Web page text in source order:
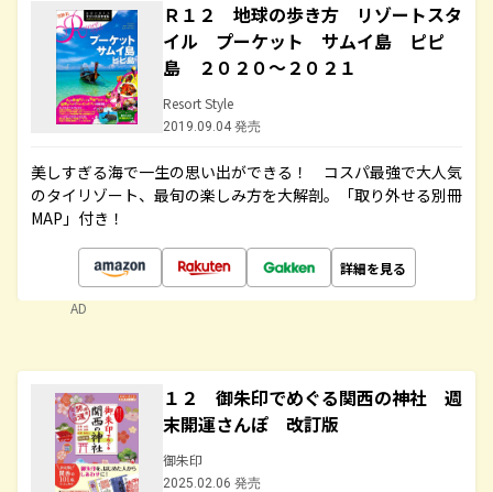
Ｒ１２ 地球の歩き方 リゾートスタ
イル プーケット サムイ島 ピピ
島 ２０２０～２０２１
Resort Style
2019.09.04 発売
美しすぎる海で一生の思い出ができる！ コスパ最強で大人気
のタイリゾート、最旬の楽しみ方を大解剖。「取り外せる別冊
MAP」付き！
詳細を見る
AD
１２ 御朱印でめぐる関西の神社 週
末開運さんぽ 改訂版
御朱印
2025.02.06 発売